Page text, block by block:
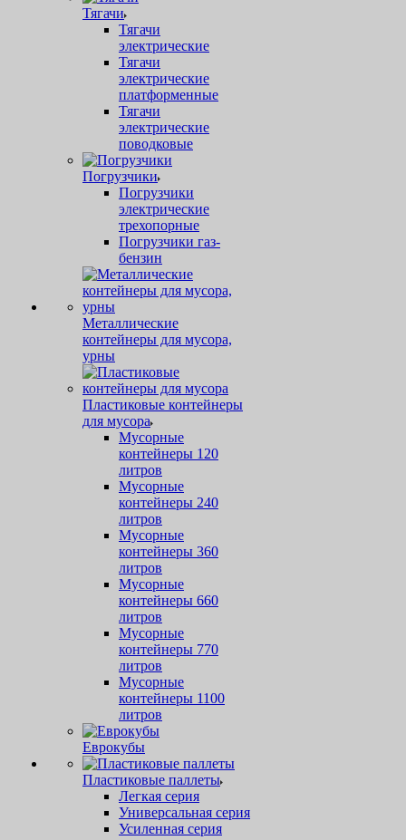
Тягачи
Тягачи
электрические
Тягачи
электрические
платформенные
Тягачи
электрические
поводковые
Погрузчики
Погрузчики
электрические
трехопорные
Погрузчики газ-
бензин
Металлические
контейнеры для мусора,
урны
Пластиковые контейнеры
для мусора
Мусорные
контейнеры 120
литров
Мусорные
контейнеры 240
литров
Мусорные
контейнеры 360
литров
Мусорные
контейнеры 660
литров
Мусорные
контейнеры 770
литров
Мусорные
контейнеры 1100
литров
Еврокубы
Пластиковые паллеты
Легкая серия
Универсальная серия
Усиленная серия